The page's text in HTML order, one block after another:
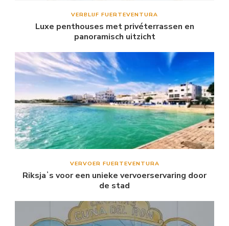
VERBLIJF FUERTEVENTURA
Luxe penthouses met privéterrassen en
panoramisch uitzicht
VERVOER FUERTEVENTURA
Riksjaʼs voor een unieke vervoerservaring door
de stad